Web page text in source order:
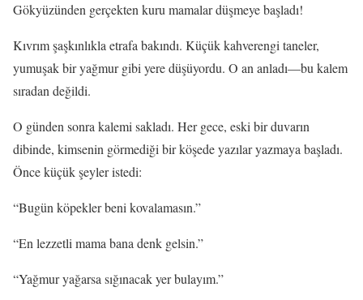
Gökyüzünden gerçekten kuru mamalar düşmeye başladı!
Kıvrım şaşkınlıkla etrafa bakındı. Küçük kahverengi taneler,
yumuşak bir yağmur gibi yere düşüyordu. O an anladı—bu kalem
sıradan değildi.
O günden sonra kalemi sakladı. Her gece, eski bir duvarın
dibinde, kimsenin görmediği bir köşede yazılar yazmaya başladı.
Önce küçük şeyler istedi:
“Bugün köpekler beni kovalamasın.”
“En lezzetli mama bana denk gelsin.”
“Yağmur yağarsa sığınacak yer bulayım.”